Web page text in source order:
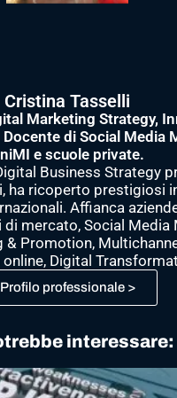
Cristina Tasselli
Marketing Strategy,
Docente di Social Media
e scuole private.
Business Strategy
ha ricoperto prestigiosi
Affianca
mercato, Social Media
& Promotion,
Digital
Profilo professionale >
interessare: